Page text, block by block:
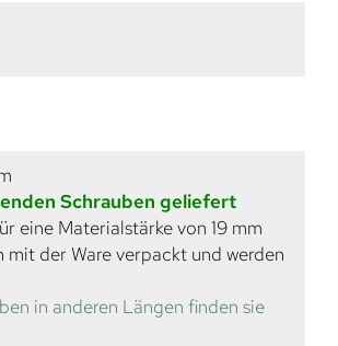
Schrauben geliefert
eine Materialstärke von 19 mm
mit der Ware verpackt und werden
in anderen Längen finden sie